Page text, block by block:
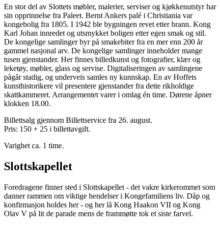
En stor del av Slottets møbler, malerier, serviser og kjøkkenutstyr har
sin opprinnelse fra Paleet. Bernt Ankers palé i Christiania var
kongebolig fra 1805. I 1942 ble bygningen revet etter brann. Kong
Karl Johan innredet og utsmykket boligen etter egen smak og stil.
De kongelige samlinger byr på smakebiter fra en mer enn 200 år
gammel nasjonal arv. De kongelige samlinger inneholder mange
tusen gjenstander. Her finnes billedkunst og fotografier, klær og
leketøy, møbler, glass og servise. Digitaliseringen av samlingene
pågår stadig, og underveis samles ny kunnskap. En av Hoffets
kunsthistorikere vil presentere gjenstander fra dette rikholdige
skattkammeret. Arrangementet varer i omlag én time. Dørene åpner
klokken 18.00.
Billettsalg gjennom Billettservice fra 26. august.
Pris: 150 + 25 i billettavgift.
Varighet ca. 1 time.
Slottskapellet
Foredragene finner sted i Slottskapellet - det vakre kirkerommet som
danner rammen om viktige hendelser i Kongefamiliens liv. Dåp og
konfirmasjon holdes her - og her lå Kong Haakon VII og Kong
Olav V på lit de parade mens de frammøtte tok et siste farvel.